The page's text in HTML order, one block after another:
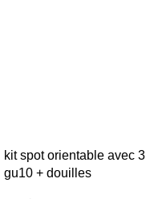
kit spot orientable avec 3
gu10 + douilles